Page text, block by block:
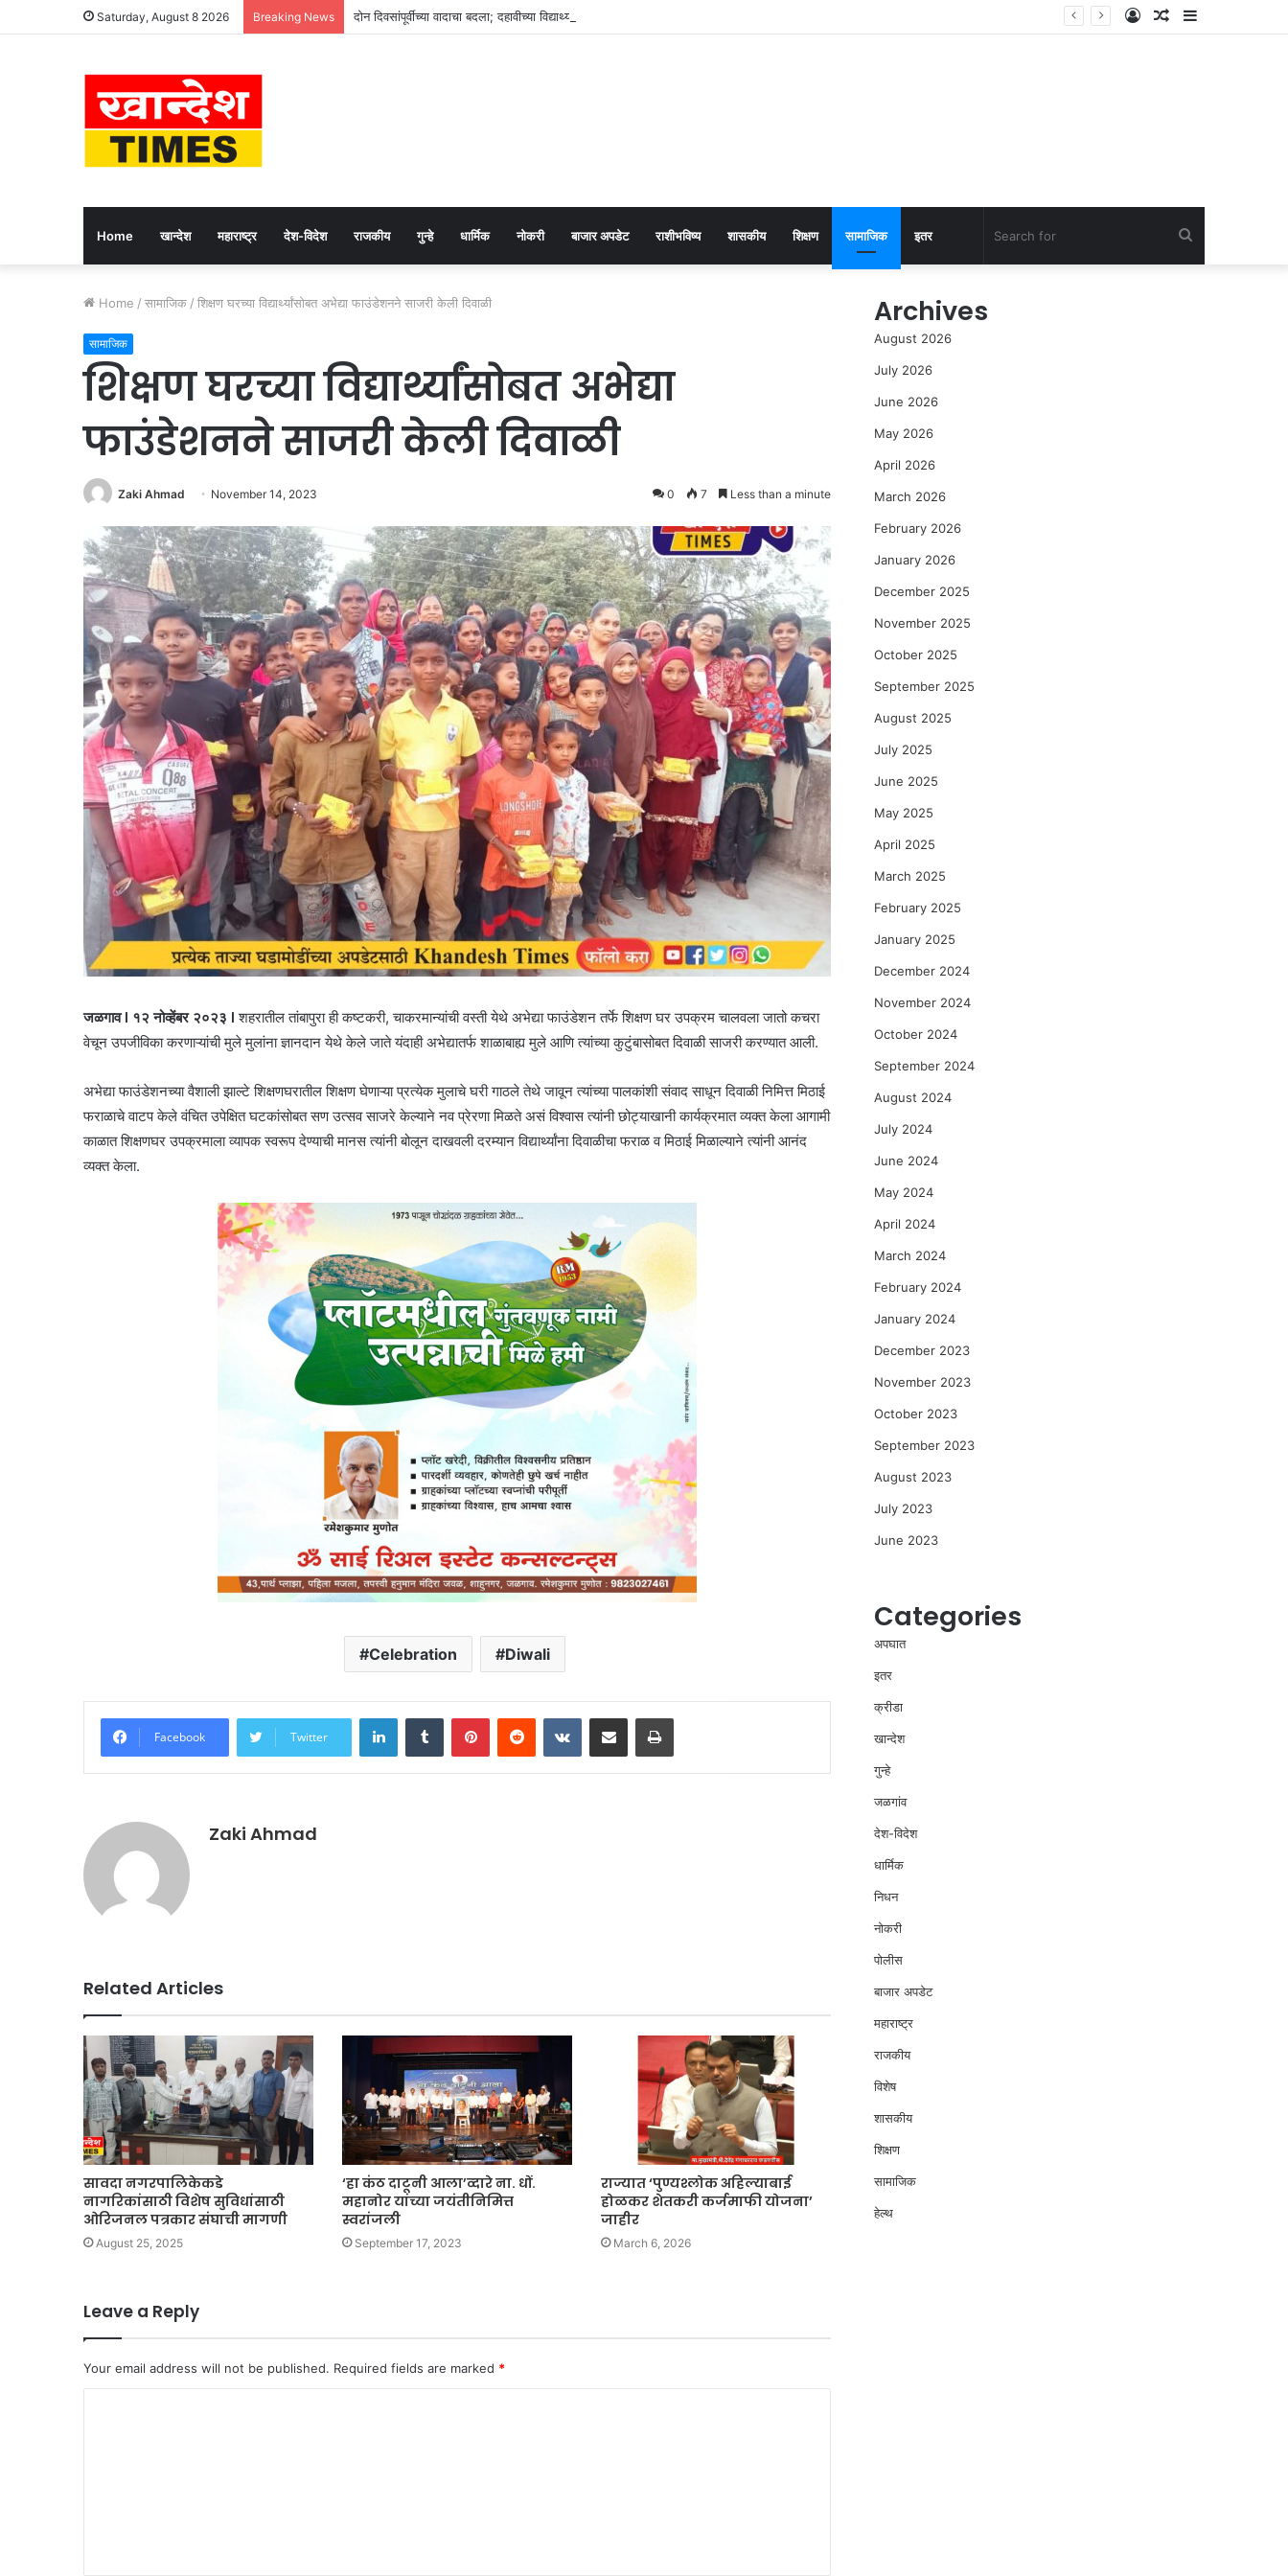
Saturday, August 8 2026 Breaking News दोन दिवसांपूर्वीच्या वादाचा बदला; दहावीच्या विद्यार्थ्यावर चॉपरने हल्ला Sidebar
Random
Log
Home खान्देश महाराष्ट्र देश-विदेश राजकीय गुन्हे धार्मिक नोकरी बाजार अपडेट राशीभविष्य शासकीय शिक्षण सामाजिक इतर
Home / सामाजिक / शिक्षण घरच्या विद्यार्थ्यांसोबत अभेद्या फाउंडेशनने साजरी केली दिवाळी
सामाजिक
शिक्षण घरच्या विद्यार्थ्यांसोबत अभेद्या
फाउंडेशनने साजरी केली दिवाळी
Zaki Ahmad November 14, 2023 0 7 Less than a minute
जळगाव l १२ नोव्हेंबर २०२३ l शहरातील तांबापुरा ही कष्टकरी, चाकरमान्यांची वस्ती येथे अभेद्या फाउंडेशन तर्फे शिक्षण घर उपक्रम चालवला जातो कचरा
वेचून उपजीविका करणाऱ्यांची मुले मुलांना ज्ञानदान येथे केले जाते यंदाही अभेद्यातर्फ शाळाबाह्य मुले आणि त्यांच्या कुटुंबासोबत दिवाळी साजरी करण्यात आली.
अभेद्या फाउंडेशनच्या वैशाली झाल्टे शिक्षणघरातील शिक्षण घेणाऱ्या प्रत्येक मुलाचे घरी गाठले तेथे जावून त्यांच्या पालकांशी संवाद साधून दिवाळी निमित्त मिठाई
फराळाचे वाटप केले वंचित उपेक्षित घटकांसोबत सण उत्सव साजरे केल्याने नव प्रेरणा मिळते असं विश्वास त्यांनी छोट्याखानी कार्यक्रमात व्यक्त केला आगामी
काळात शिक्षणघर उपक्रमाला व्यापक स्वरूप देण्याची मानस त्यांनी बोलून दाखवली दरम्यान विद्यार्थ्यांना दिवाळीचा फराळ व मिठाई मिळाल्याने त्यांनी आनंद
व्यक्त केला.
Celebration Diwali
Facebook Twitter
LinkedInTumblr PinterestReddit VKontakteShare via Email Print
Zaki Ahmad
Related Articles
सावदा नगरपालिकेकडे
नागरिकांसाठी विशेष सुविधांसाठी
ओरिजनल पत्रकार संघाची मागणी
August 25, 2025
‘हा कंठ दाटूनी आला’व्दारे ना. धों.
महानोर यांच्या जयंतीनिमित्त
स्वरांजली
September 17, 2023
राज्यात ‘पुण्यश्लोक अहिल्याबाई
होळकर शेतकरी कर्जमाफी योजना’
जाहीर
March 6, 2026
Leave a Reply
Your email address will not be published. Required fields are marked *
Archives
August 2026
July 2026
June 2026
May 2026
April 2026
March 2026
February 2026
January 2026
December 2025
November 2025
October 2025
September 2025
August 2025
July 2025
June 2025
May 2025
April 2025
March 2025
February 2025
January 2025
December 2024
November 2024
October 2024
September 2024
August 2024
July 2024
June 2024
May 2024
April 2024
March 2024
February 2024
January 2024
December 2023
November 2023
October 2023
September 2023
August 2023
July 2023
June 2023
Categories
अपघात
इतर
क्रीडा
खान्देश
गुन्हे
जळगांव
देश-विदेश
धार्मिक
निधन
नोकरी
पोलीस
बाजार अपडेट
महाराष्ट्र
राजकीय
विशेष
शासकीय
शिक्षण
सामाजिक
हेल्थ